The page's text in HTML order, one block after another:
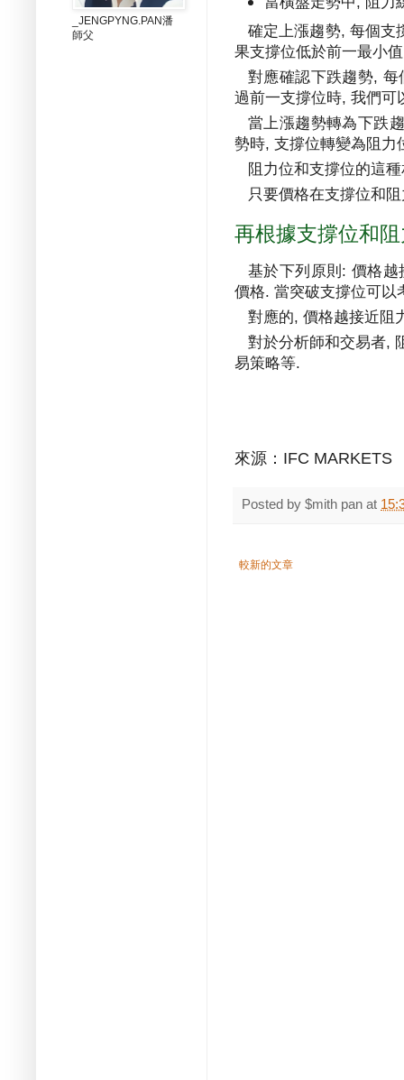
確定上漲趨勢, 每個支
果支撐位低於前一最小值
對應確認下跌趨勢, 每
過前一支撐位時, 我們可
當上漲趨勢轉為下跌
勢時, 支撐位轉變為阻力
阻力位和支撐位的這
只要價格在支撐位和
再根據支撐位和
基於下列原則 : 價格越
價格. 當突破支撐位可以
對應的, 價格越接近阻
對於分析師和交易者,
易策略等.
來源： IFC MARKETS
Posted by $mith pan at
較新的文章
_JENGPYNG.PAN潘
師父